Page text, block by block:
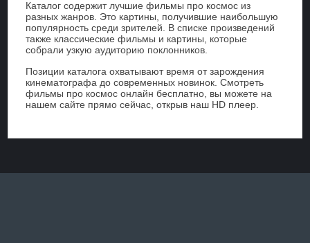
Каталог содержит лучшие фильмы про космос из
разных жанров. Это картины, получившие наибольшую
популярность среди зрителей. В списке произведений
также классические фильмы и картины, которые
собрали узкую аудиторию поклонников.
Позиции каталога охватывают время от зарождения
кинематографа до современных новинок. Смотреть
фильмы про космос онлайн бесплатно, вы можете на
нашем сайте прямо сейчас, открыв наш HD плеер.